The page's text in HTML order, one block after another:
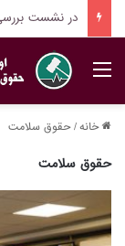
منو
خانه/حقوق سلامت
حقوق سلامت